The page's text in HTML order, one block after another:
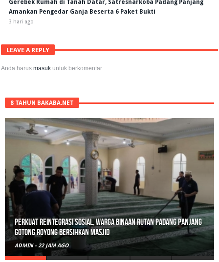
Gerebek Rumah di Tanah Datar, Satresnarkoba Padang Panjang
Amankan Pengedar Ganja Beserta 6 Paket Bukti
3 hari ago
LEAVE A REPLY
Anda harusmasuk untuk berkomentar.
8 TAHUN BAKABA.NET
Polisi Sita 82 Paket Ganja Siap Edar di Tanah Datar
ADMIN - 2 HARI AGO